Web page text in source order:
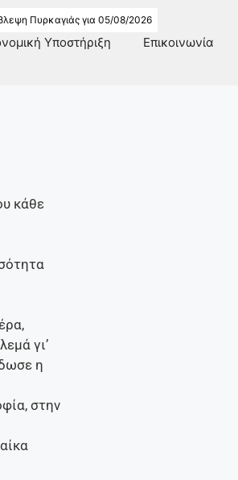
Πυρκαγιάς για 05/08/2026
Υποστήριξη Επικοινωνία
κάθε
γι’
η
στην